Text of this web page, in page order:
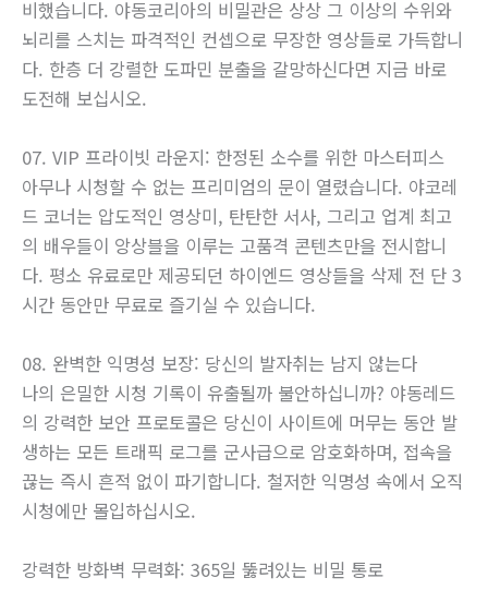
비했습니다. 야동코리아의 비밀관은 상상 그 이상의 수위와
뇌리를 스치는 파격적인 컨셉으로 무장한 영상들로 가득합니
다. 한층 더 강렬한 도파민 분출을 갈망하신다면 지금 바로
도전해 보십시오.
07. VIP 프라이빗 라운지: 한정된 소수를 위한 마스터피스
아무나 시청할 수 없는 프리미엄의 문이 열렸습니다. 야코레
드 코너는 압도적인 영상미, 탄탄한 서사, 그리고 업계 최고
의 배우들이 앙상블을 이루는 고품격 콘텐츠만을 전시합니
다. 평소 유료로만 제공되던 하이엔드 영상들을 삭제 전 단 3
시간 동안만 무료로 즐기실 수 있습니다.
08. 완벽한 익명성 보장: 당신의 발자취는 남지 않는다
나의 은밀한 시청 기록이 유출될까 불안하십니까? 야동레드
의 강력한 보안 프로토콜은 당신이 사이트에 머무는 동안 발
생하는 모든 트래픽 로그를 군사급으로 암호화하며, 접속을
끊는 즉시 흔적 없이 파기합니다. 철저한 익명성 속에서 오직
시청에만 몰입하십시오.
강력한 방화벽 무력화: 365일 뚫려있는 비밀 통로